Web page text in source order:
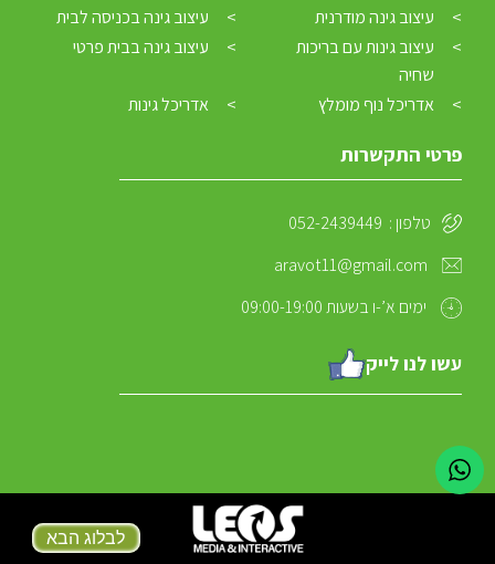
לבלוג הבא
עיצוב גינה מודרנית
עיצוב גינה בכניסה לבית
עיצוב גינות עם בריכות
שחיה
עיצוב גינה בבית פרטי
אדריכל נוף מומלץ אדריכל גינות
פרטי התקשרות
טלפון : 052-2439449
aravot11@gmail.com
ימים א’-ו בשעות 09:00-19:00
עשו לנו לייק